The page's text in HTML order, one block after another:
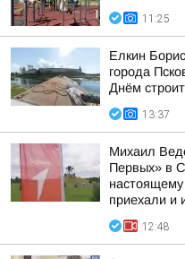
11:25
Елкин
города
Днём
13:37
Михаил
Первых» в
приехали и
12:48